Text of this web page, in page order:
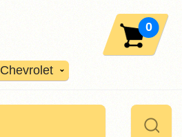
Chevrolet
0